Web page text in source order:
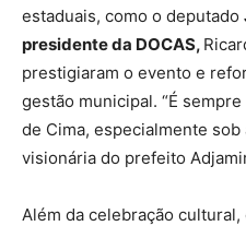
estaduais, como o deputado
presidente da DOCAS,
prestigiaram o evento e
gestão municipal. “É
de Cima, especialmente
visionária do prefeito
Além da celebração